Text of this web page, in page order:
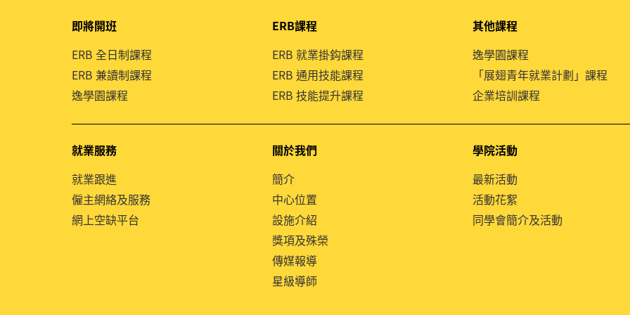
即將開班
ERB 全日制課程
ERB 兼讀制課程
逸學園課程
ERB課程
ERB 就業掛鈎課程
ERB 通用技能課程
ERB 技能提升課程
其他課程
逸學園課程
「展翅青年就業計劃」課程
企業培訓課程
就業服務
就業跟進
僱主網絡及服務
網上空缺平台
關於我們
簡介
中心位置
設施介紹
獎項及殊榮
傳媒報導
星級導師
學院活動
最新活動
活動花絮
同學會簡介及活動